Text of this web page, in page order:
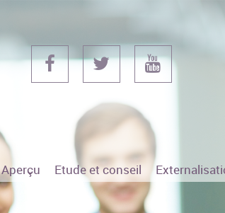
Aperçu Etude et conseil